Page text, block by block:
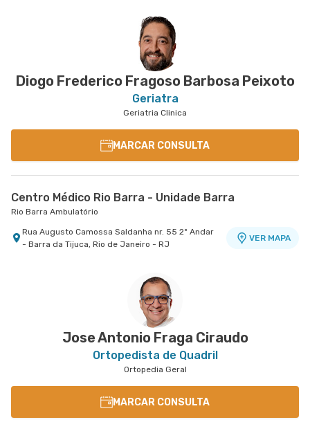
Estrada Dos Tres Rios nr. 1366 - Freguesia
Jacarepagua, Rio de Janeiro - RJ
Diogo Frederico Fragoso Barbosa Peixoto
Geriatra
Geriatria Clinica
MARCAR CONSULTA
Centro Médico Rio Barra - Unidade Barra
Rio Barra Ambulatório
Rua Augusto Camossa Saldanha nr. 55 2º Andar
- Barra da Tijuca, Rio de Janeiro - RJ
VER MAPA
Jose Antonio Fraga Ciraudo
Ortopedista de Quadril
Ortopedia Geral
MARCAR CONSULTA